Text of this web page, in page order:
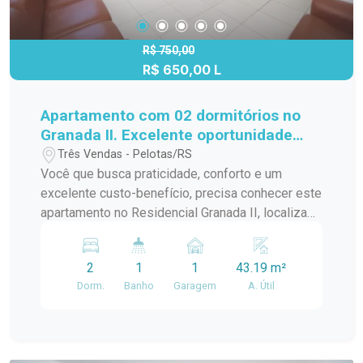
farmácias e transporte público, garantindo
praticidade em todas as rotinas. Agende uma
visita e conheça seu novo lar no Residencial
R$ 750,00
R$ 650,00 L
Apartamento com 02 dormitórios no
Granada II. Excelente oportunidade
para quem busca conforto, segurança
e praticidade.
Três Vendas - Pelotas/RS
Você que busca praticidade, conforto e um
excelente custo-benefício, precisa conhecer este
apartamento no Residencial Granada II, localizado
importantes de acesso aos principais
empreendimentos da região, como Moradas Club,
Residencial Sevilha e o moderno Bairro Quartier.
2
Dorm.
1
Banho
1
Garagem
43.19 m²
A. Útil